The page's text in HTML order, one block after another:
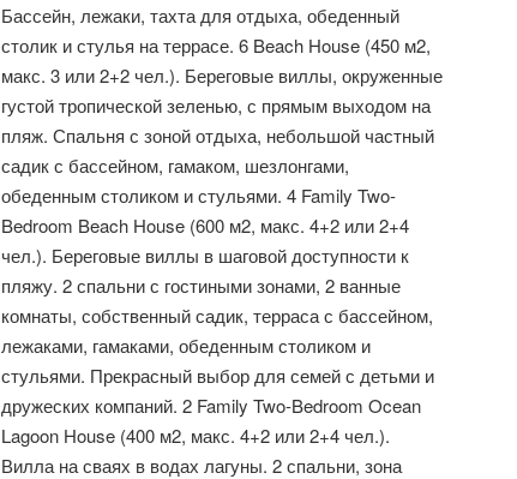
Бассейн, лежаки, тахта для отдыха, обеденный
столик и стулья на террасе. 6 Beach House (450 м2,
макс. 3 или 2+2 чел.). Береговые виллы, окруженные
густой тропической зеленью, с прямым выходом на
пляж. Спальня с зоной отдыха, небольшой частный
садик с бассейном, гамаком, шезлонгами,
обеденным столиком и стульями. 4 Family Two-
Bedroom Beach House (600 м2, макс. 4+2 или 2+4
чел.). Береговые виллы в шаговой доступности к
пляжу. 2 спальни с гостиными зонами, 2 ванные
комнаты, собственный садик, терраса с бассейном,
лежаками, гамаками, обеденным столиком и
стульями. Прекрасный выбор для семей с детьми и
дружеских компаний. 2 Family Two-Bedroom Ocean
Lagoon House (400 м2, макс. 4+2 или 2+4 чел.).
Вилла на сваях в водах лагуны. 2 спальни, зона